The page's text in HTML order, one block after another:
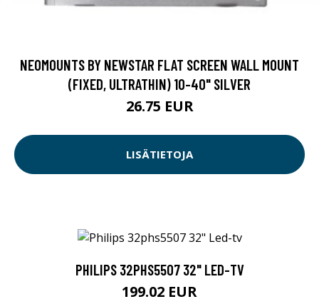
NEOMOUNTS BY NEWSTAR FLAT SCREEN WALL MOUNT
(FIXED, ULTRATHIN) 10-40" SILVER
26.75 EUR
LISÄTIETOJA
PHILIPS 32PHS5507 32" LED-TV
199.02 EUR